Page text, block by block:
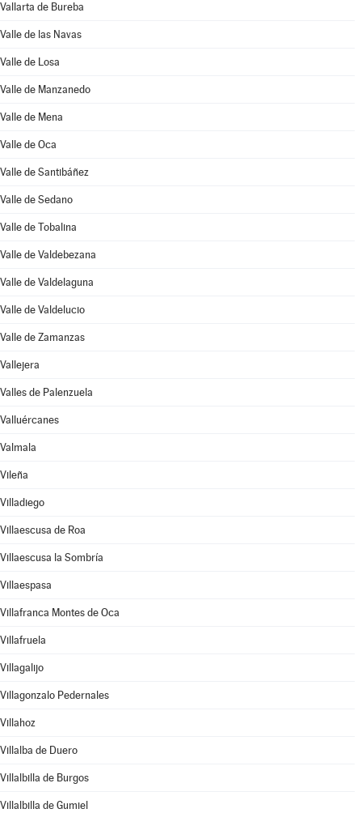
Vallarta de Bureba
Valle de las Navas
Valle de Losa
Valle de Manzanedo
Valle de Mena
Valle de Oca
Valle de Santibáñez
Valle de Sedano
Valle de Tobalina
Valle de Valdebezana
Valle de Valdelaguna
Valle de Valdelucio
Valle de Zamanzas
Vallejera
Valles de Palenzuela
Valluércanes
Valmala
Vileña
Villadiego
Villaescusa de Roa
Villaescusa la Sombría
Villaespasa
Villafranca Montes de Oca
Villafruela
Villagalijo
Villagonzalo Pedernales
Villahoz
Villalba de Duero
Villalbilla de Burgos
Villalbilla de Gumiel